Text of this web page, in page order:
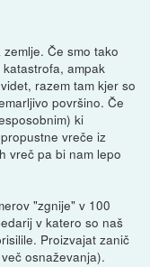
Če smo tako
ampak
razem tam kjer so
površino. Če
ki
vreče iz
vreč pa bi nam lepo
"zgnije" v 100
v katero so naš
Proizvajat zanič
osnaževanja).